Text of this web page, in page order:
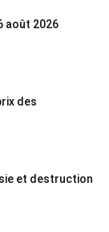
août 2026
des
et destruction